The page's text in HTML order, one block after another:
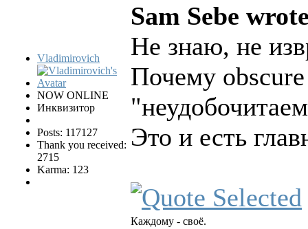
Vladimirovich
NOW ONLINE
Инквизитор
Posts: 117127
Thank you received:
2715
Karma: 123
Sam Sebe
Не знаю, не
Почему obscure
Это и есть
Каждому - своё.